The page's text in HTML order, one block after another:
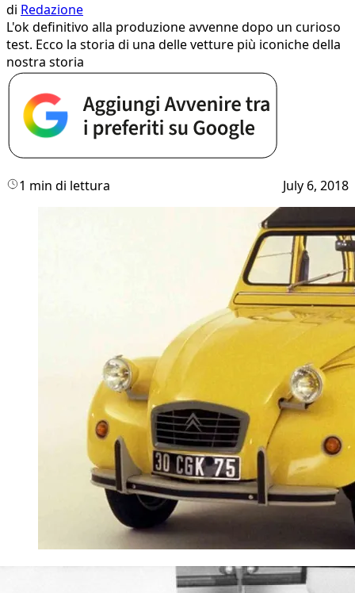
di Redazione
L'ok definitivo alla produzione avvenne dopo un curioso
test. Ecco la storia di una delle vetture più iconiche della
nostra storia
1 min di lettura July 6, 2018